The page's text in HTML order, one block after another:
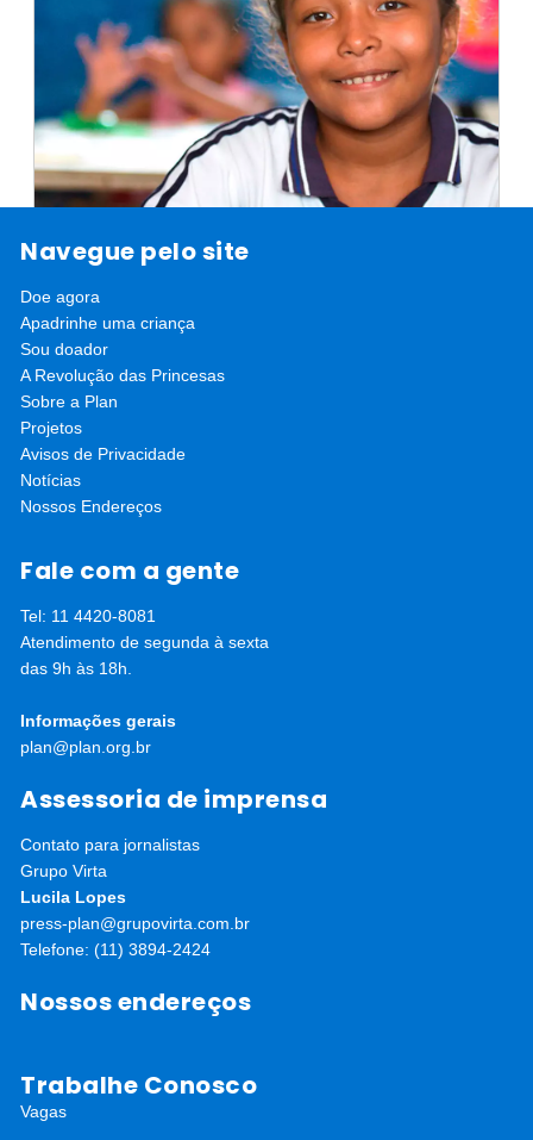
Dia Internacional da Educação
O dia 24 de janeiro 2019, o mundo celebrou o
primeiro Dia Internacional da Educação.…
mais
Navegue pelo site
Doe agora
Apadrinhe uma criança
Sou doador
A Revolução das Princesas
Sobre a Plan
Projetos
Avisos de Privacidade
Notícias
Nossos Endereços
Fale com a gente
Tel: 11 4420-8081
Atendimento de segunda à sexta
das 9h às 18h.
Informações gerais
plan@plan.org.br
Assessoria de imprensa
Contato para jornalistas
Grupo Virta
Lucila Lopes
press-plan@grupovirta.com.br
Telefone: (11) 3894-2424
Nossos endereços
Trabalhe Conosco
Vagas